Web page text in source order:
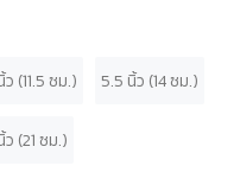
(11.5 ซม.) 5.5 นิ้ว (14 ซม.)
(21 ซม.)